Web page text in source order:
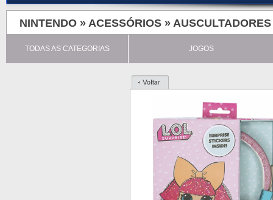
NINTENDO » ACESSÓRIOS » AUSCULTADORES
TODAS AS CATEGORIAS JOGOS